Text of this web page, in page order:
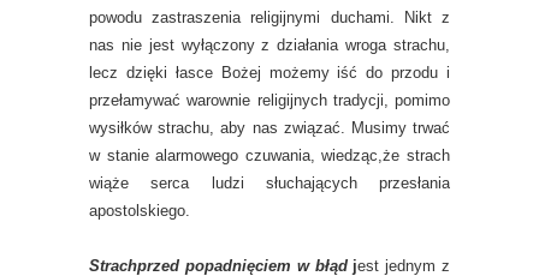
powodu zastraszenia religijnymi duchami. Nikt z
nas nie jest wyłączony z działania wroga strachu,
lecz dzięki łasce Bożej możemy iść do przodu i
przełamywać warownie religijnych tradycji, pomimo
wysiłków strachu, aby nas związać. Musimy trwać
w stanie alarmowego czuwania, wiedząc,że strach
wiąże serca ludzi słuchających przesłania
apostolskiego.
Strachprzed popadnięciem w błądjest jednym z